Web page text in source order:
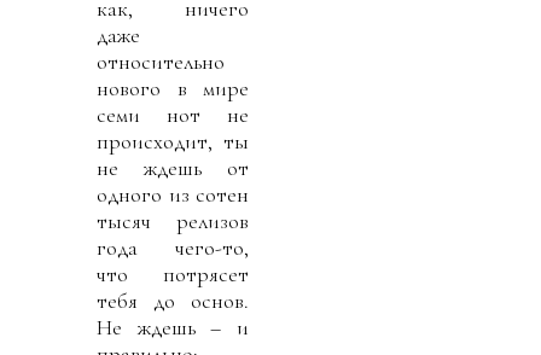
как, ничего
даже
относительно
нового в мире
семи нот не
происходит, ты
не ждешь от
одного из сотен
тысяч релизов
года чего-то,
что потрясет
тебя до основ.
Не ждешь – и